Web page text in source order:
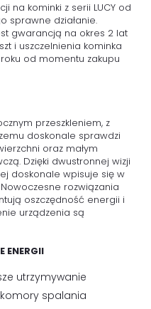
na kominki z serii LUCY od
sprawne działanie.
gwarancją na okres 2 lat
i uszczelnienia kominka
od momentu zakupu
przeszkleniem, z
doskonale sprawdzi
oraz małym
Dzięki dwustronnej wizji
doskonale wpisuje się w
rozwiązania
oszczędność energii i
urządzenia są
ENERGII
utrzymywanie
spalania